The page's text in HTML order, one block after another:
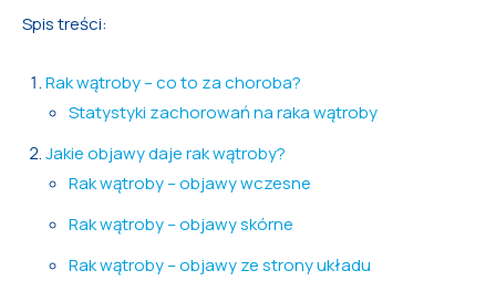
Spis treści:
Rak wątroby – co to za choroba?
Statystyki zachorowań na raka wątroby
Jakie objawy daje rak wątroby?
Rak wątroby – objawy wczesne
Rak wątroby – objawy skórne
Rak wątroby – objawy ze strony układu